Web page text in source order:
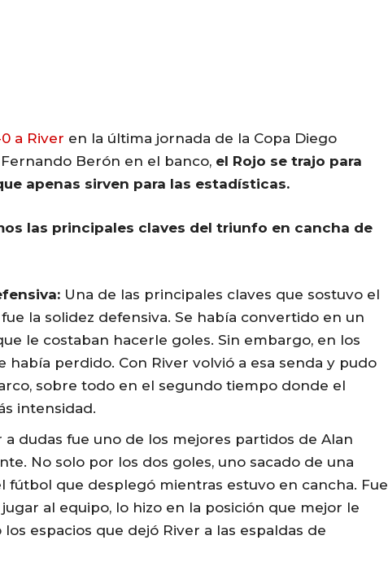
a River en la última jornada de la Copa Diego
Berón en el banco, el Rojo se trajo para
apenas sirven para las estadísticas.
las principales claves del triunfo en cancha de
Una de las principales claves que sostuvo el
la solidez defensiva. Se había convertido en un
le costaban hacerle goles. Sin embargo, en los
había perdido. Con River volvió a esa senda y pudo
sobre todo en el segundo tiempo donde el
intensidad.
a dudas fue uno de los mejores partidos de Alan
No solo por los dos goles, uno sacado de una
fútbol que desplegó mientras estuvo en cancha. Fue
al equipo, lo hizo en la posición que mejor le
espacios que dejó River a las espaldas de